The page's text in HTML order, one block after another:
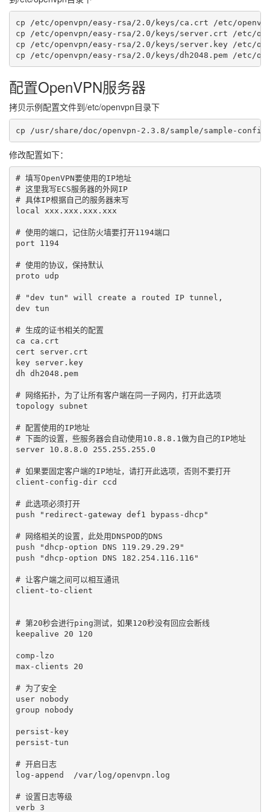
cp /etc/openvpn/easy-rsa/2.0/keys/ca.crt /etc/
cp /etc/openvpn/easy-rsa/2.0/keys/server.crt /etc/
cp /etc/openvpn/easy-rsa/2.0/keys/server.key /etc/
配置OpenVPN服务器
拷贝示例配置文件到/etc/openvpn目录下
cp /usr/share/doc/openvpn-2.3.8/sample/sample-
修改配置如下：
# 填写OpenVPN要使用的IP地址
# 这里我写ECS服务器的外网IP
# 具体IP根据自己的服务器来写
local xxx.xxx.xxx.xxx
# 使用的端口，记住防火墙要打开1194端口
port 1194
# 使用的协议，保持默认
proto udp
# "dev tun" will create a routed IP tunnel,
dev tun
# 生成的证书相关的配置
ca ca.crt
cert server.crt
key server.key
dh dh2048.pem
# 网络拓扑，为了让所有客户端在同一子网内，打开此选项
topology subnet
# 配置使用的IP地址
# 下面的设置，些服务器会自动使用10.8.8.1做为自己的IP地址
server 10.8.8.0 255.255.255.0
# 如果要固定客户端的IP地址，请打开此选项，否则不要打开
client-config-dir ccd
# 此选项必须打开
push "redirect-gateway def1 bypass-dhcp"
# 网络相关的设置，此处用DNSPOD的DNS
push "dhcp-option DNS 119.29.29.29"
push "dhcp-option DNS 182.254.116.116"
# 让客户端之间可以相互通讯
client-to-client
# 第20秒会进行ping测试，如果120秒没有回应会断线
keepalive 20 120
comp-lzo
max-clients 20
# 为了安全
user nobody
group nobody
persist-key
persist-tun
# 开启日志
log-append  /var/log/openvpn.log
# 设置日志等级